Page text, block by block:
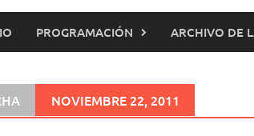
PROGRAMACIÓN ARCHIVO DE
NOVIEMBRE 22, 2011